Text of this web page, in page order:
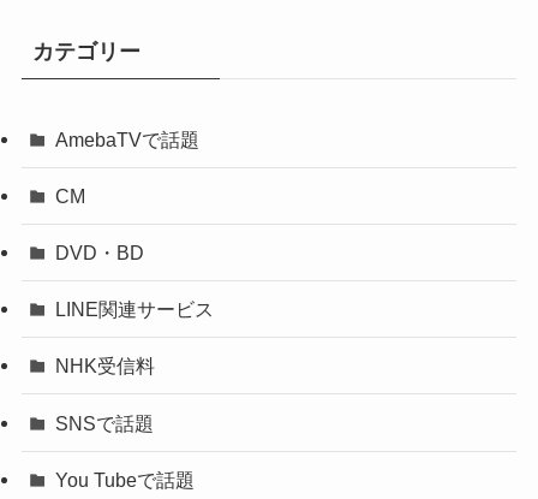
カテゴリー
AmebaTVで話題
CM
DVD・BD
LINE関連サービス
NHK受信料
SNSで話題
You Tubeで話題